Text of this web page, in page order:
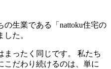
生業である「nattoku住宅の
た。
まったく同じです。 私たち
こだわり続けるのは、単に